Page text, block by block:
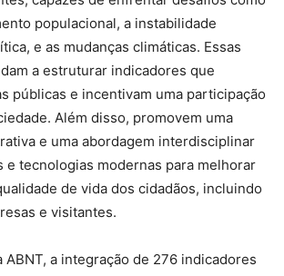
populacional, a instabilidade
e as mudanças climáticas. Essas
a estruturar indicadores que
públicas e incentivam uma participação
Além disso, promovem uma
e uma abordagem interdisciplinar
e tecnologias modernas para melhorar
de vida dos cidadãos, incluindo
e visitantes.
ABNT, a integração de 276 indicadores